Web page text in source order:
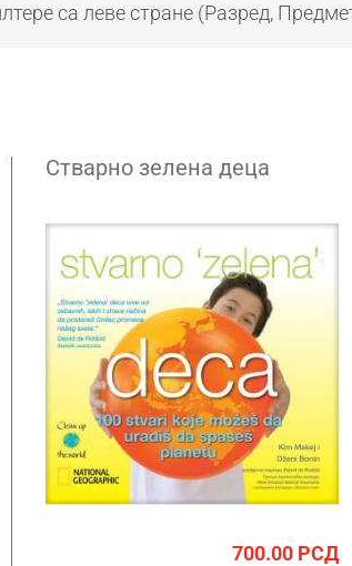
са леве стране (Разред,
Стварно зелена деца
700.00РСД